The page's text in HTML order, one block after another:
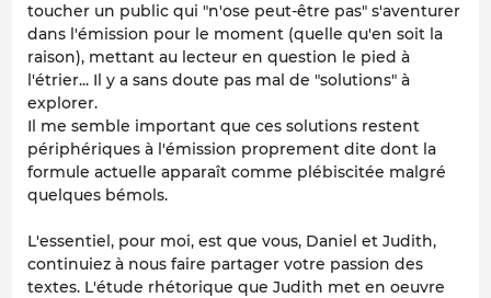
toucher un public qui "n'ose peut-être pas" s'aventurer
dans l'émission pour le moment (quelle qu'en soit la
raison), mettant au lecteur en question le pied à
l'étrier... Il y a sans doute pas mal de "solutions" à
explorer.
Il me semble important que ces solutions restent
périphériques à l'émission proprement dite dont la
formule actuelle apparaît comme plébiscitée malgré
quelques bémols.
L'essentiel, pour moi, est que vous, Daniel et Judith,
continuiez à nous faire partager votre passion des
textes. L'étude rhétorique que Judith met en oeuvre